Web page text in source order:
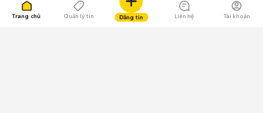
Trang chủ Quản lý tin Đăng tin Liên hệ Tài khoản